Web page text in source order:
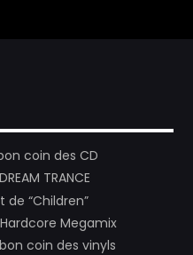
bon coin des CD
TRANCE
“Children”
Hardcore Megamix
bon coin des vinyls